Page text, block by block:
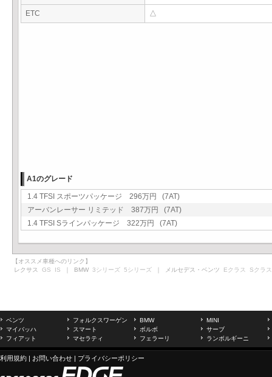
ETC △
A1のグレード
1.4 TFSI スポーツパッケージ 296万円 (7AT)
アーバンレーサー リミテッド 387万円 (7AT)
1.4 TFSI Sラインパッケージ 322万円 (7AT)
【オススメ車種へのリンク】
レクサス GS IS ｜ BMW 3シリーズ 5シリーズ ｜ メルセデス・ベンツ Eクラス Sクラス
ベンツ フォルクスワーゲン BMW
MINI
マイバッハ
スマート ボルボ
サーブ
フィアット
マセラティ フェラーリ ランボルギーニ
利用規約 | お問い合わせ | プライバシーポリシー